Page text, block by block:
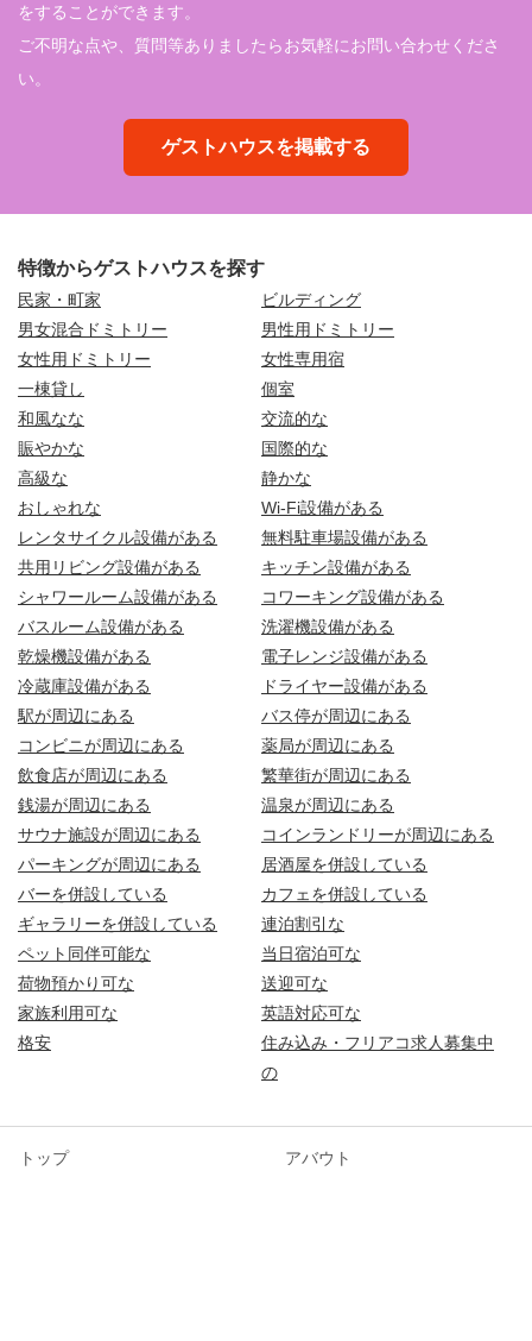
をすることができます。
ご不明な点や、質問等ありましたらお気軽にお問い合わせくださ
い。
ゲストハウスを掲載する
特徴からゲストハウスを探す
民家・町家
ビルディング
男女混合ドミトリー
男性用ドミトリー
女性用ドミトリー
女性専用宿
一棟貸し
個室
和風なな
交流的な
賑やかな
国際的な
高級な
静かな
おしゃれな
Wi-Fi設備がある
レンタサイクル設備がある
無料駐車場設備がある
共用リビング設備がある
キッチン設備がある
シャワールーム設備がある
コワーキング設備がある
バスルーム設備がある
洗濯機設備がある
乾燥機設備がある
電子レンジ設備がある
冷蔵庫設備がある
ドライヤー設備がある
駅が周辺にある
バス停が周辺にある
コンビニが周辺にある
薬局が周辺にある
飲食店が周辺にある
繁華街が周辺にある
銭湯が周辺にある
温泉が周辺にある
サウナ施設が周辺にある
コインランドリーが周辺にある
パーキングが周辺にある
居酒屋を併設している
バーを併設している
カフェを併設している
ギャラリーを併設している
連泊割引な
ペット同伴可能な
当日宿泊可な
荷物預かり可な
送迎可な
家族利用可な
英語対応可な
格安
住み込み・フリアコ求人募集中
の
トップ アバウト